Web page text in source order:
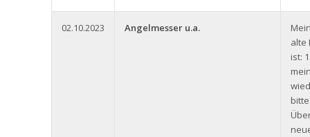
02.10.2023 Angelmesser u.a.
alte
ist: